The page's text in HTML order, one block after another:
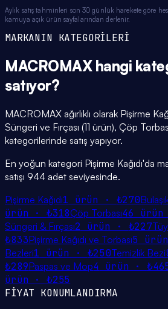
Aylık satış tahminleri son 30 günlük harekete göre
kamuya açık ürün sayfalarından derlenir.
MARKANIN KATEGORİLERİ
MACROMAXhangi
satıyor?
MACROMAX ağırlıklı olarak Pişirme
Süngeri ve Fırçası (11 ürün), Çöp
kategorilerinde satış yapıyor.
En yoğun kategori Pişirme Kağıdı'da
satışı 944 adet seviyesinde.
Pişirme Kağıdı1 ürün · ₺270
ürün · ₺318Çöp Torbası46 ürün
Süngeri & Fırçası2 ürün · ₺227
₺833Pişirme Kağıdı ve Torbası5
Bezleri1 ürün · ₺250Temizlik Bezi
₺289Paspas ve Mop4 ürün ·
ürün · ₺255
FİYAT KONUMLANDIRMA